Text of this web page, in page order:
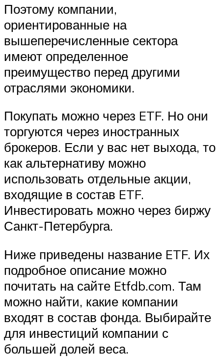
Поэтому компании,
ориентированные на
вышеперечисленные сектора
имеют определенное
преимущество перед другими
отраслями экономики.
Покупать можно через ETF. Но они
торгуются через иностранных
брокеров. Если у вас нет выхода, то
как альтернативу можно
использовать отдельные акции,
входящие в состав ETF.
Инвестировать можно через биржу
Санкт-Петербурга.
Ниже приведены название ETF. Их
подробное описание можно
почитать на сайте Etfdb.com. Там
можно найти, какие компании
входят в состав фонда. Выбирайте
для инвестиций компании с
большей долей веса.